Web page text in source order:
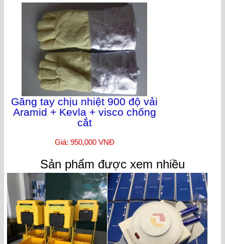
Găng tay chịu nhiệt 900 độ vải
Aramid + Kevla + visco chống
cắt
Giá: 950,000 VNĐ
Sản phẩm được xem nhiều